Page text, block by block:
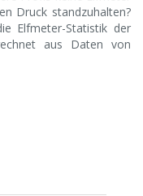
Druck standzuhalten?
Elfmeter-Statistik der
aus Daten von